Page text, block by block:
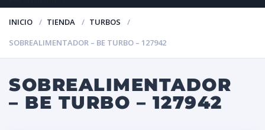
INICIO TIENDA
TURBOS
SOBREALIMENTADOR – BE TURBO – 127942
SOBREALIMENTADOR
– BE TURBO – 127942